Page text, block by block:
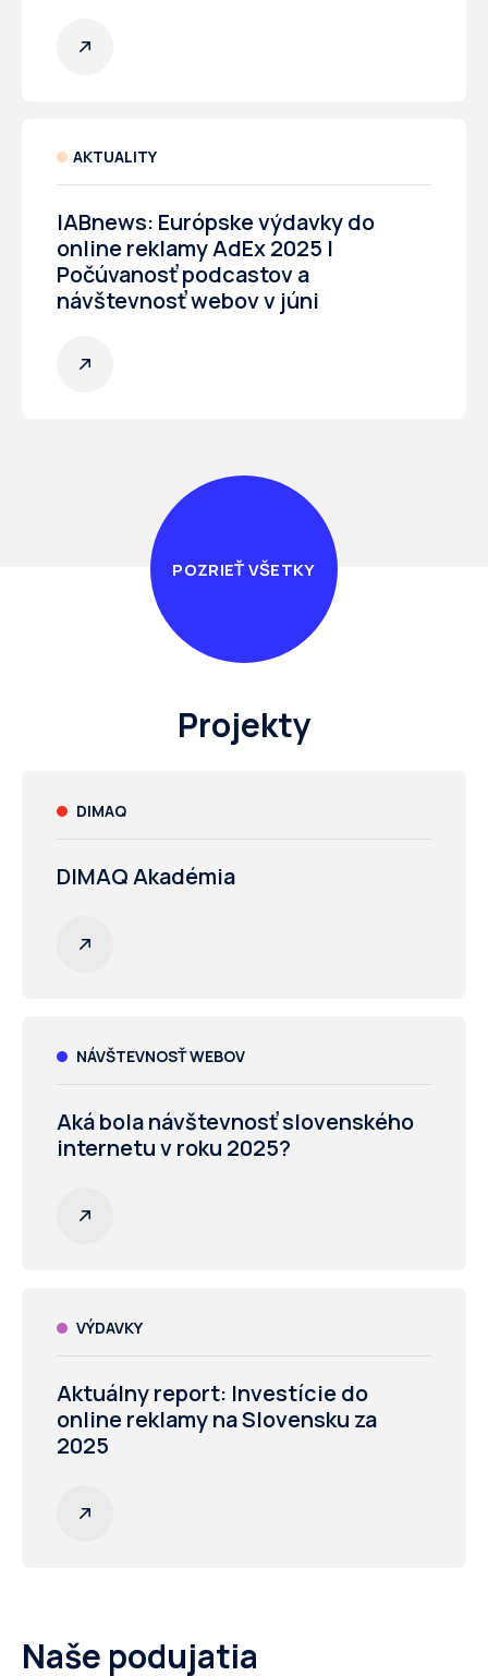
AKTUALITY
IABnews: Európske výdavky do
online reklamy AdEx 2025 I
Počúvanosť podcastov a
návštevnosť webov v júni
POZRIEŤ VŠETKY
Projekty
DIMAQ
DIMAQ Akadémia
NÁVŠTEVNOSŤ WEBOV
Aká bola návštevnosť slovenského
internetu v roku 2025?
VÝDAVKY
Aktuálny report: Investície do
online reklamy na Slovensku za
2025
Naše podujatia